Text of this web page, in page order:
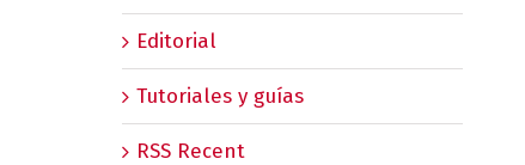
Editorial
Tutoriales y guías
RSS Recent